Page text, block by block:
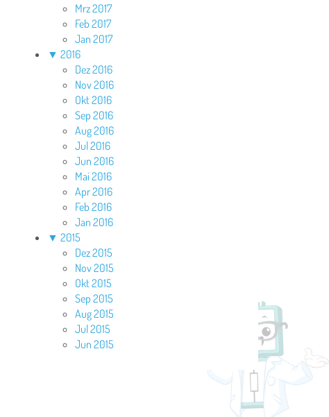
Mrz 2017
Feb 2017
Jan 2017
▼ 2016
Dez 2016
Nov 2016
Okt 2016
Sep 2016
Aug 2016
Jul 2016
Jun 2016
Mai 2016
Apr 2016
Feb 2016
Jan 2016
▼ 2015
Dez 2015
Nov 2015
Okt 2015
Sep 2015
Aug 2015
Jul 2015
Jun 2015